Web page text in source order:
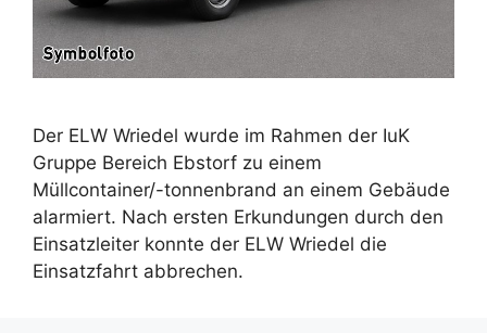
Der ELW Wriedel wurde im Rahmen der IuK
Gruppe Bereich Ebstorf zu einem
Müllcontainer/-tonnenbrand an einem Gebäude
alarmiert. Nach ersten Erkundungen durch den
Einsatzleiter konnte der ELW Wriedel die
Einsatzfahrt abbrechen.